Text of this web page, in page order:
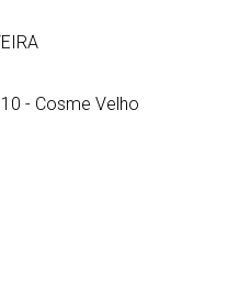
- Cosme Velho